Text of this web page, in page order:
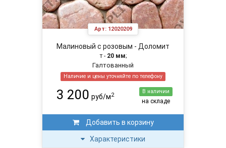
Арт: 12020209
Малиновый с розовым - Доломит
т - 20 мм;
Галтованный
Наличие и цены уточняйте по телефону
3 200 руб/м2
В наличии
на складе
Добавить в корзину
Характеристики